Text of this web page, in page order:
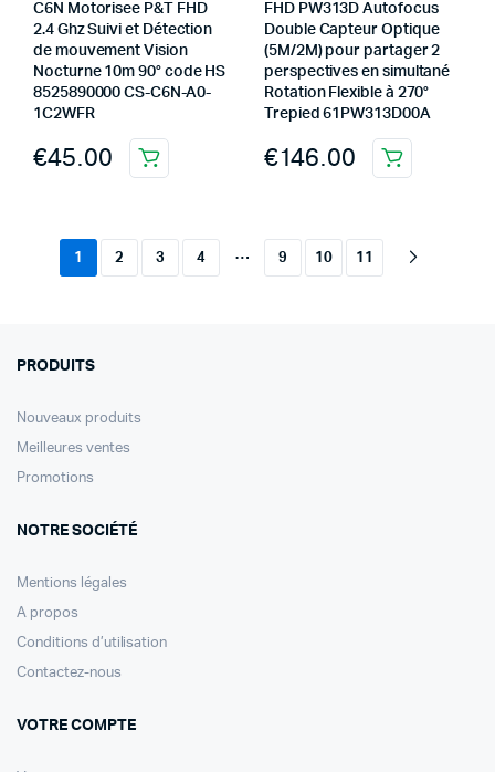
C6N Motorisee P&T FHD
2.4 Ghz Suivi et Détection
de mouvement Vision
Nocturne 10m 90° code HS
8525890000 CS-C6N-A0-
1C2WFR
€45.00
FHD PW313D Autofocus
Double Capteur Optique
(5M/2M) pour partager 2
perspectives en simultané
Rotation Flexible à 270°
Trepied 61PW313D00A
€146.00
1 2 3 4 … 9 10 11
PRODUITS
Nouveaux produits
Meilleures ventes
Promotions
NOTRE SOCIÉTÉ
Mentions légales
A propos
Conditions d’utilisation
Contactez-nous
VOTRE COMPTE